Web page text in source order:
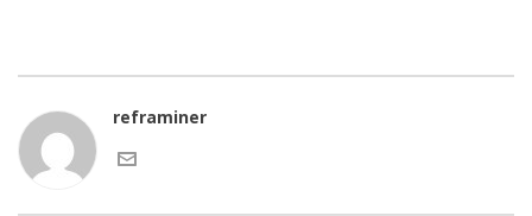
reframiner